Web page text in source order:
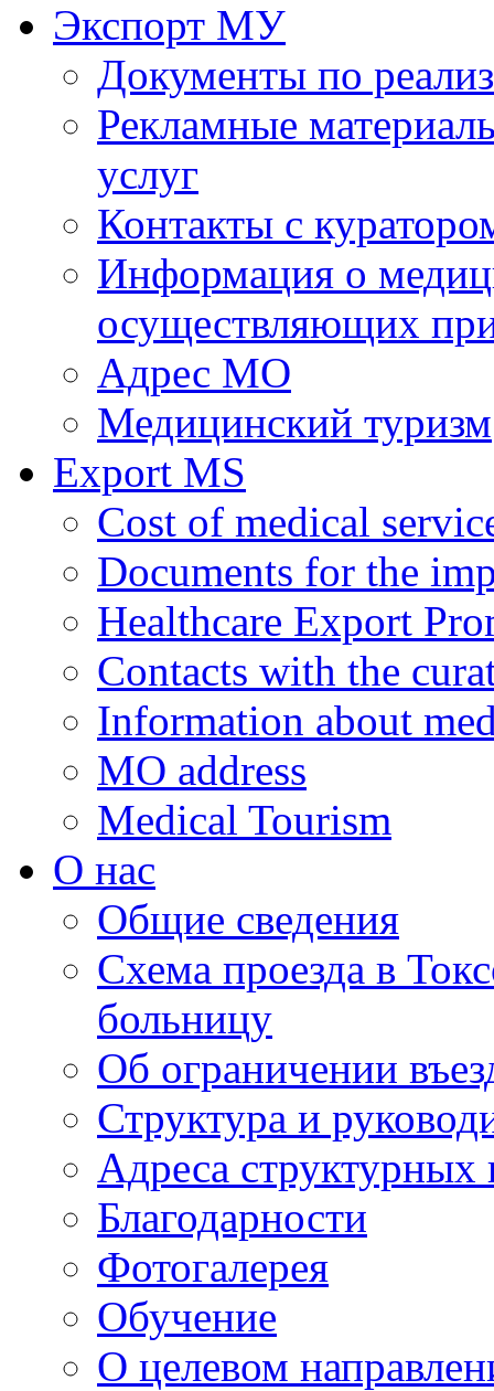
Экспорт МУ
Документы по
Рекламные
услуг
Контакты с
Информация о
осуществляющих
Адрес МО
Медицинский туризм
Export MS
Cost of medical
Documents for the
Healthcare Export
Contacts with the
Information about
MO address
Medical Tourism
О нас
Общие сведения
Схема проезда в
больницу
Об ограничении
Структура и
Адреса структурных
Благодарности
Фотогалерея
Обучение
О целевом